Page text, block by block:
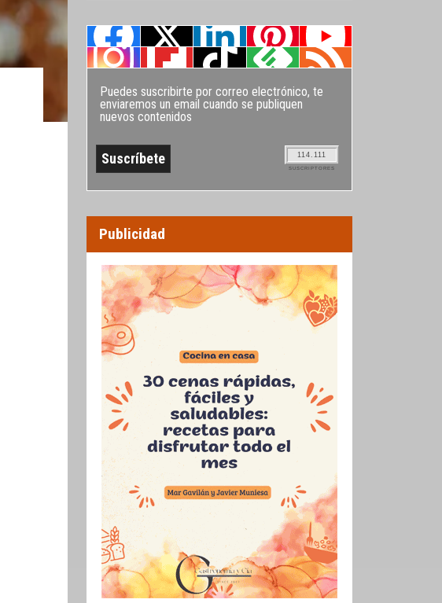
Puedes suscribirte por correo electrónico, te
enviaremos un email cuando se publiquen
nuevos contenidos
114.111
SUSCRIPTORES
Publicidad